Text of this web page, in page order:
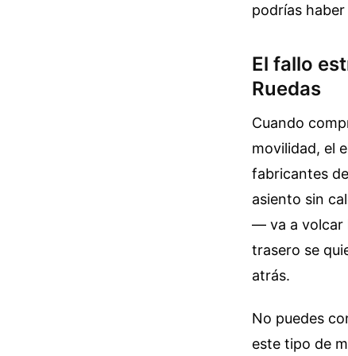
podrías
El fallo
Ruedas
Cuando
movilidad, el
fabricantes
asiento sin
— va a volcar
trasero se
atrás.
No puedes
este tipo de